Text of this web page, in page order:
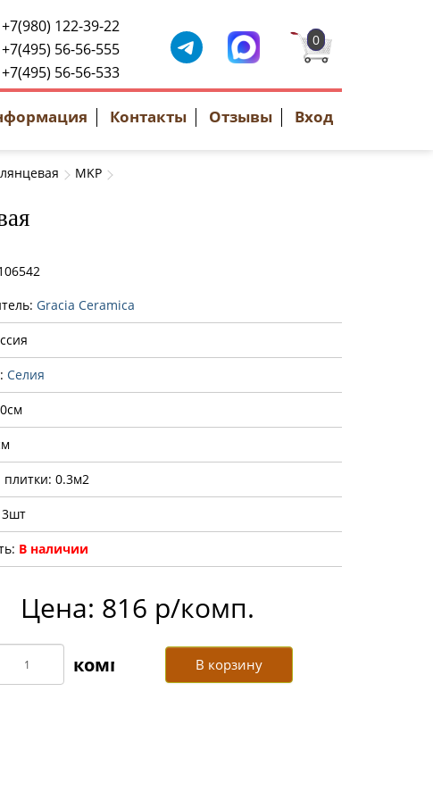
+7(980) 122-39-22
+7(495) 56-56-555
+7(495) 56-56-533
0
Контакты Отзывы Вход
MKP
Gracia Ceramica
Селия
0.3м2
3шт
В наличии
Цена: 816 р/комп.
В корзину